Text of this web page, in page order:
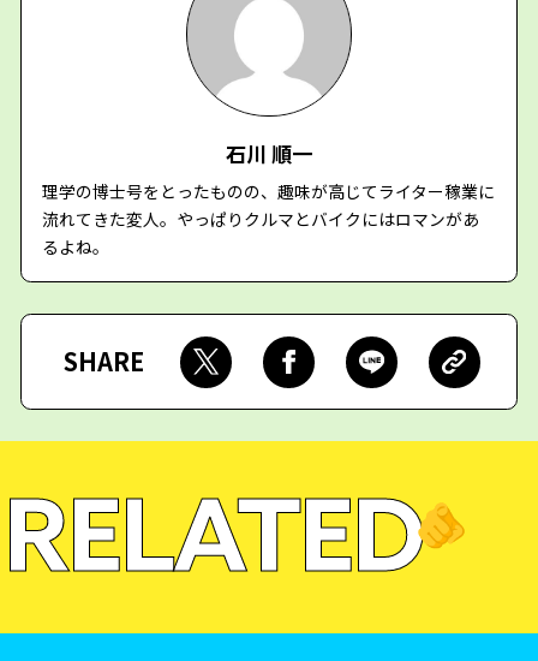
石川 順一
理学の博士号をとったものの、趣味が高じてライター稼業に
流れてきた変人。やっぱりクルマとバイクにはロマンがあ
るよね。
SHARE
RELATED🫵